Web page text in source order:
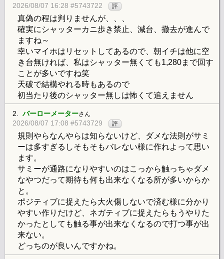
2026/08/07 16:28 #5743722 評
真偽の程は判りませんが、、、
確実にシャッターカニ歩き禁止、減台、撤去が進んで
ますね～
幸いマイホはリセットしてあるので、朝イチは他に空
き台無ければ、私はシャッター無くても1,280まで回す
ことが多いですね笑
天破で結構やれる時もあるので
初当たり後のシャッター無しは怖くて追えません
2. バーローメーターさん
2026/08/07 17:08 #5743729 評
規則やらなんやらは知らないけど、ダメな法則がサミ
ーは多すぎるしそもそもバレない様に作れよって思い
ます。
サミーが通路になりやすいのはこっから触っちゃダメ
なやつだって期待も何も出来なくなる所が多いからか
と。
ポジティブに捉えたら大火傷しないで済む様に分かり
やすい作りだけど、ネガティブに捉えたらもうやりた
かったとしても触る事が出来なくなるので打つ事が出
来ない。
どっちのが良いんですかね。